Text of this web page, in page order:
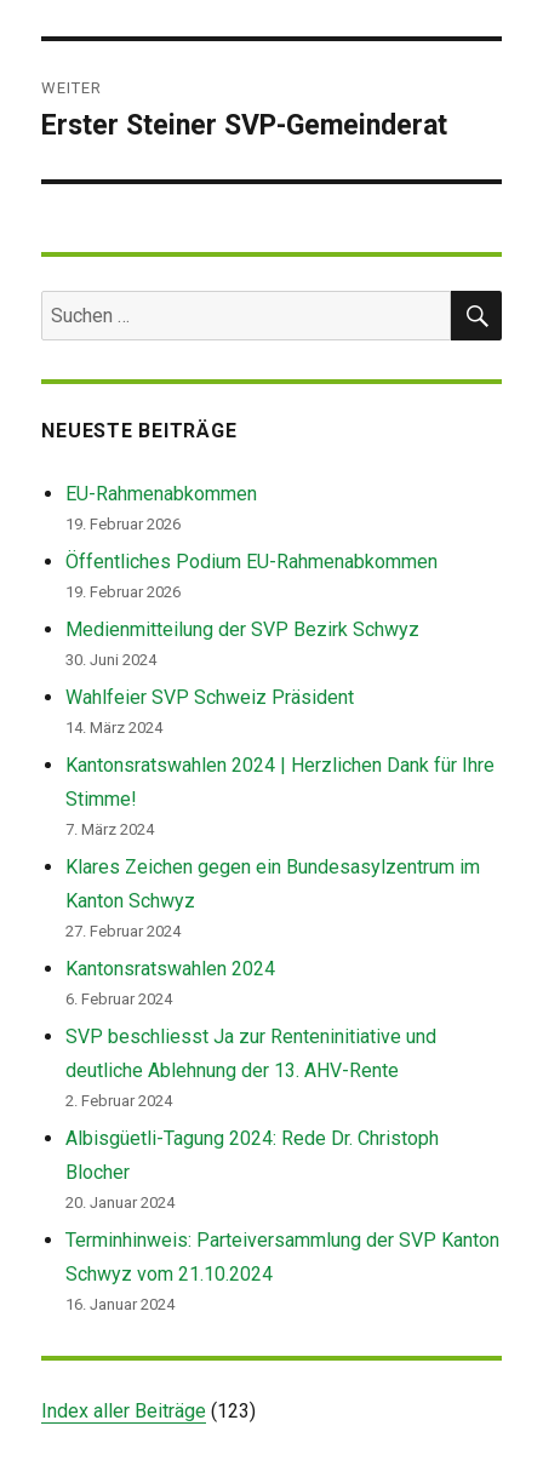
WEITER
Nächster
Erster Steiner SVP-Gemeinderat
Suchen
nach:
NEUESTE BEITRÄGE
EU-Rahmenabkommen
19. Februar 2026
Öffentliches Podium EU-Rahmenabkommen
19. Februar 2026
Medienmitteilung der SVP Bezirk Schwyz
30. Juni 2024
Wahlfeier SVP Schweiz Präsident
14. März 2024
Kantonsratswahlen 2024 | Herzlichen Dank für Ihre
Stimme!
7. März 2024
Klares Zeichen gegen ein Bundesasylzentrum im
Kanton Schwyz
27. Februar 2024
Kantonsratswahlen 2024
6. Februar 2024
SVP beschliesst Ja zur Renteninitiative und
deutliche Ablehnung der 13. AHV-Rente
2. Februar 2024
Albisgüetli-Tagung 2024: Rede Dr. Christoph
Blocher
20. Januar 2024
Terminhinweis: Parteiversammlung der SVP Kanton
Schwyz vom 21.10.2024
16. Januar 2024
Index aller Beiträge (123)